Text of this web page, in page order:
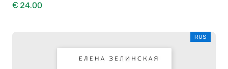
€ 24.00
RUS